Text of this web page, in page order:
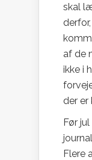
skal
af de
ikke i
der er
Før
Flere